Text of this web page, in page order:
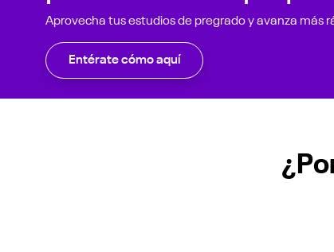
Aprovecha tus estudios de pregrado y avanza más
Entérate cómo aquí